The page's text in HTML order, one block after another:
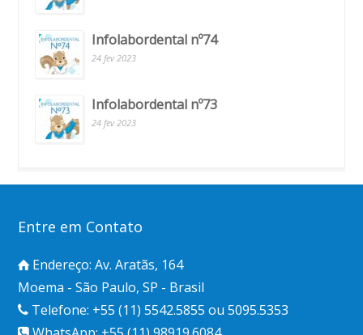
Infolabordental nº74
24 fev 2023
Infolabordental nº73
24 fev 2023
Entre em Contato
Endereço: Av. Aratãs, 164
Moema - São Paulo, SP - Brasil
Telefone: +55 (11) 5542.5855 ou 5095.5353